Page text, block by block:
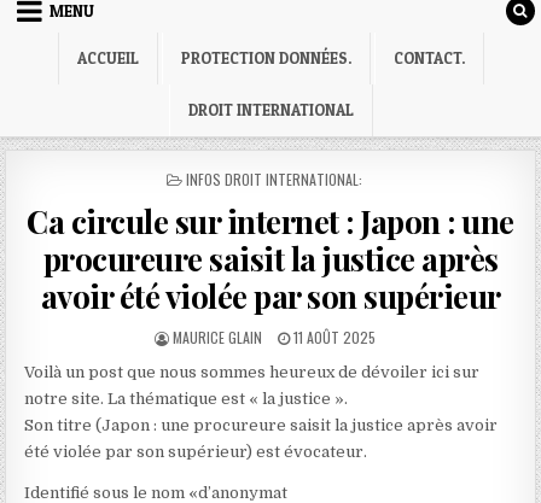
MENU
ACCUEIL PROTECTION DONNÉES. CONTACT.
DROIT INTERNATIONAL
POSTED
INFOS DROIT INTERNATIONAL:
Ca circule sur internet : Japon : une
procureure saisit la justice après
avoir été violée par son supérieur
AUTHOR:
MAURICE GLAIN
PUBLISHED
11 AOÛT 2025
Voilà un post que nous sommes heureux de dévoiler ici sur
notre site. La thématique est « la justice ».
Son titre (Japon : une procureure saisit la justice après avoir
été violée par son supérieur) est évocateur.
Identifié sous le nom «d’anonymat